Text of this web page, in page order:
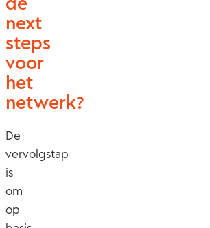
next
steps
voor
het
netwerk?
De
vervolgstap
is
om
op